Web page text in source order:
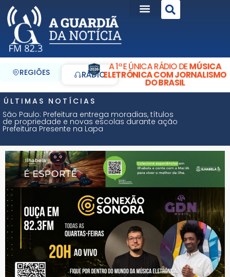
REGIÕES RÁDIO
A 1ª E ÚNICA RÁDIO DEMÚSICA
ELETRÔNICA COM JORNALISMO
DO BRASIL
ÚLTIMAS NOTÍCIAS
São Paulo: Prefeitura entrega moradias, títulos
de propriedade e novas escolas durante ação
Prefeitura Presente na Lapa